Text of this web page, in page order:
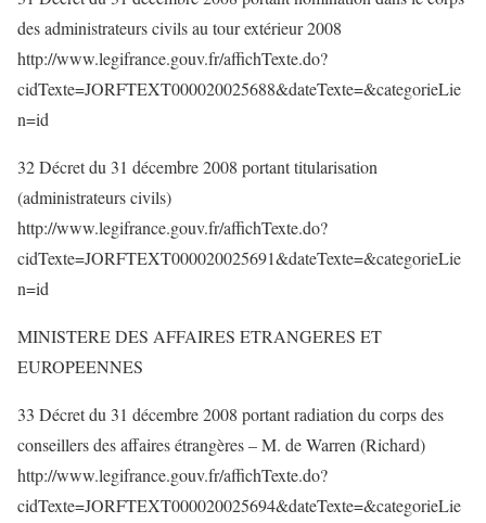
des administrateurs civils au tour extérieur 2008
http://www.legifrance.gouv.fr/affichTexte.do?
cidTexte=JORFTEXT000020025688&dateTexte=&categorieLie
n=id
32 Décret du 31 décembre 2008 portant titularisation
(administrateurs civils)
http://www.legifrance.gouv.fr/affichTexte.do?
cidTexte=JORFTEXT000020025691&dateTexte=&categorieLie
n=id
MINISTERE DES AFFAIRES ETRANGERES ET
EUROPEENNES
33 Décret du 31 décembre 2008 portant radiation du corps des
conseillers des affaires étrangères – M. de Warren (Richard)
http://www.legifrance.gouv.fr/affichTexte.do?
cidTexte=JORFTEXT000020025694&dateTexte=&categorieLie